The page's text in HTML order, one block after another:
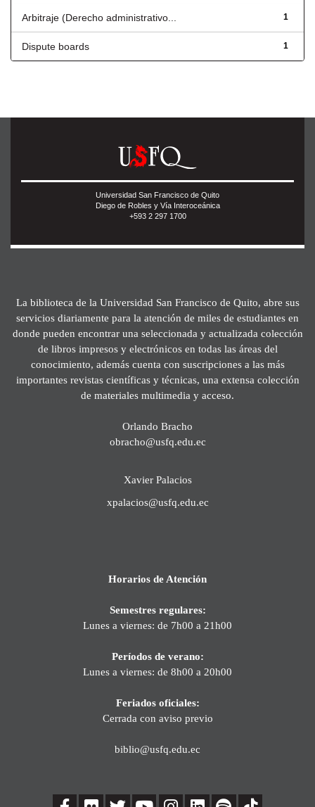
1
Arbitraje (Derecho administrativo...
1
Dispute boards
Universidad San Francisco de Quito
Diego de Robles y Vía Interoceánica
+593 2 297 1700
La biblioteca de la Universidad San Francisco de Quito, abre sus
servicios diariamente para la atención de miles de estudiantes en
donde pueden encontrar una seleccionada y actualizada colección
de libros impresos y electrónicos en todas las áreas del
conocimiento, además cuenta con suscripciones a las más
importantes revistas científicas y técnicas, una extensa colección
de materiales multimedia y acceso.
Orlando Bracho
obracho@usfq.edu.ec
Xavier Palacios
xpalacios@usfq.edu.ec
Horarios de Atención
Semestres regulares:
Lunes a viernes: de 7h00 a 21h00
Períodos de verano:
Lunes a viernes: de 8h00 a 20h00
Feriados oficiales:
Cerrada con aviso previo
biblio@usfq.edu.ec